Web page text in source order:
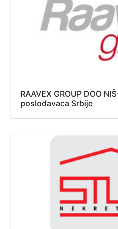
RAAVEX GROUP DOO
poslodavaca Srbije